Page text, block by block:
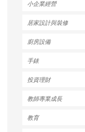
小企業經營
居家設計與裝修
廚房設備
手錶
投資理財
教師專業成長
教育